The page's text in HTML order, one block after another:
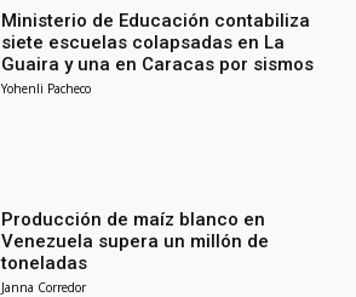
Ministerio de Educación contabiliza
siete escuelas colapsadas en La
Guaira y una en Caracas por sismos
Yohenli Pacheco
Producción de maíz blanco en
Venezuela supera un millón de
toneladas
Janna Corredor